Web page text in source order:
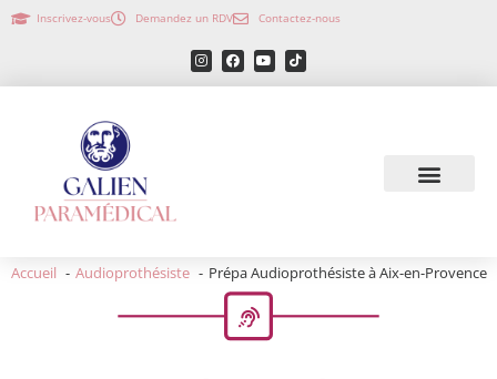
Inscrivez-vous Demandez un RDV Contactez-nous
Accueil Audioprothésiste Prépa Audioprothésiste à Aix-en-Provence